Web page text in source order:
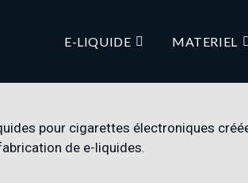
E-LIQUIDE MATERIEL
pour cigarettes électroniques
de e-liquides.